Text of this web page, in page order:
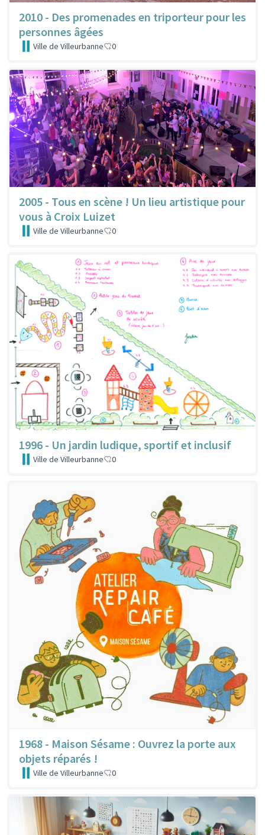
2010 - Des promenades en triporteur pour les
personnes âgées
Ville de Villeurbanne 0
2005 - Tous en scène ! Un lieu artistique pour
vous à Croix Luizet
Ville de Villeurbanne 0
1996 - Un jardin ludique, sportif et inclusif
Ville de Villeurbanne 0
1968 - Maison Sésame : Ouvrez la porte aux
objets réparés !
Ville de Villeurbanne 0